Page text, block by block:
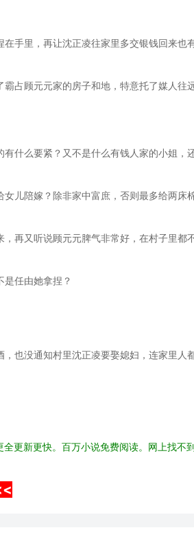
手里，再让沈正凌往家里多交银钱回来也
占顾元元家的房子和地，特意托了媒人往
什么要紧？又不是什么有钱人家的小姐，
儿陪嫁？除非家中富庶，否则最多给两床
再又听说顾元元脾气非常好，在村子里都
任由她拿捏？
也没通知村里沈正凌要娶媳妇，连家里人
更新更快。百万小说免费阅读。网上找不